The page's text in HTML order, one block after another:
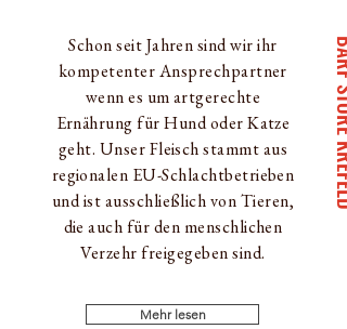
Schon seit Jahren sind wir ihr
kompetenter Ansprechpartner
wenn es um artgerechte
Ernährung für Hund oder Katze
geht. Unser Fleisch stammt aus
regionalen EU-Schlachtbetrieben
und ist ausschließlich von Tieren,
die auch für den menschlichen
Verzehrfreigegeben sind.
BARF STORE KREFELD
Mehr lesen